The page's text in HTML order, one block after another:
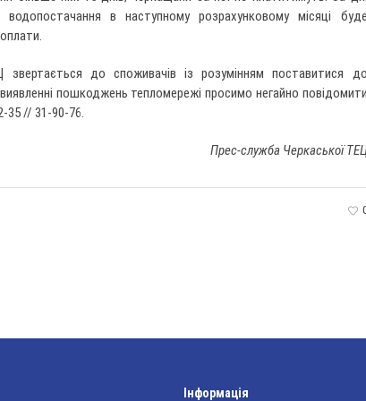
водопостачання в наступному розрахунковому місяці буде
звертається до споживачів із розумінням поставитися до
пошкоджень тепломережі просимо негайно повідомити
35 // 31-90-76.
Прес-служба Черкаської
Інформація